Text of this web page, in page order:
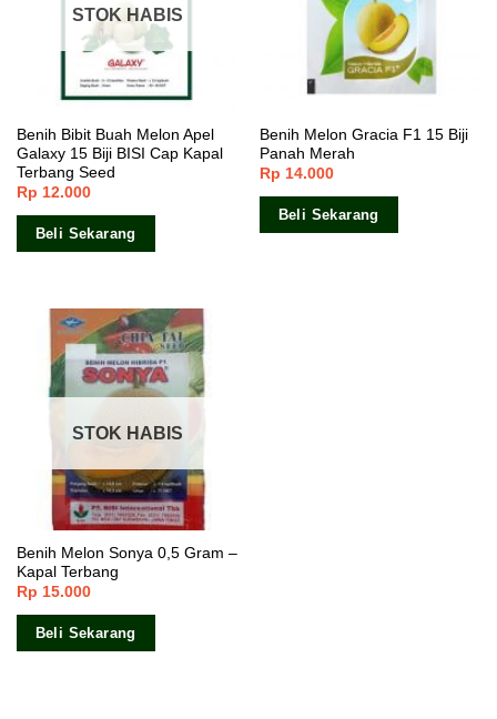
STOK HABIS
Benih Bibit Buah Melon Apel
Galaxy 15 Biji BISI Cap Kapal
Terbang Seed
Rp 12.000
Beli Sekarang
Benih Melon Gracia F1 15 Biji
Panah Merah
Rp 14.000
Beli Sekarang
STOK HABIS
Benih Melon Sonya 0,5 Gram –
Kapal Terbang
Rp 15.000
Beli Sekarang